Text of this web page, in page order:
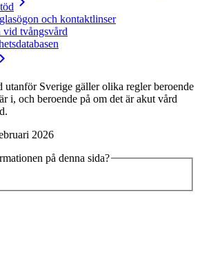
och kontaktlinser
vid tvångsvård
utanför Sverige gäller olika regler beroende
i, och beroende på om det är akut vård
2026
på denna sida?